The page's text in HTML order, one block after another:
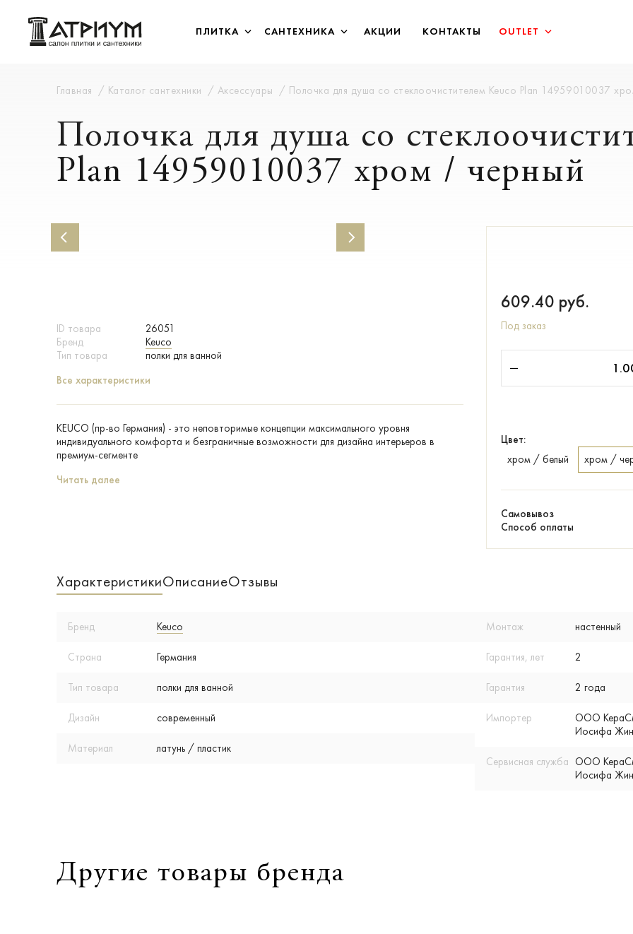
ПЛИТКА САНТЕХНИКА АКЦИИ КОНТАКТЫ OUTLET
Главная Каталог сантехники Аксессуары Полочка для душа cо стеклоочистителем Keuco Plan 14959010037
Полочка для душа cо
Plan 14959010037 хром / черный
ID товара
26051
Бренд
Keuco
Тип товара
полки для ванной
Все характеристики
KEUCO (пр-во Германия) - это неповторимые концепции максимального уровня
индивидуального комфорта и безграничные возможности для дизайна интерьеров в
премиум-сегменте
Читать далее
609.40 руб.
Под заказ
Цвет:
хром / белый
хром /
Самовывоз
Способ оплаты
ХарактеристикиОписаниеОтзывы
Бренд Keuco
Страна Германия
Тип товара полки для ванной
Дизайн современный
Материал латунь / пластик
Монтаж настенный
Гарантия, лет 2
Гарантия 2 года
Импортер
ООО
Иосифа
Сервисная служба ООО
Иосифа
Другие товары бренда